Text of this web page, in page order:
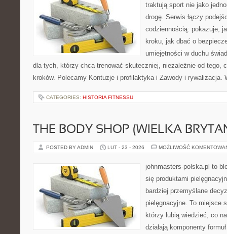
traktują sport nie jako
drogę. Serwis łączy
codziennością: pokazuje,
kroku, jak dbać o
umiejętności w duchu
dla tych, którzy chcą trenować skuteczniej, niezależnie od tego,
kroków. Polecamy Kontuzje i profilaktyka i Zawody i
CATEGORIES: HISTORIA FITNESSU
THE BODY SHOP (WIELKA
POSTED BY ADMIN LUT - 23 - 2026 MOŻLIWOŚĆ
johnmasters-polska.pl to
się produktami
bardziej przemyślane
pielęgnacyjne. To miejsce
którzy lubią wiedzieć, co
działają komponenty